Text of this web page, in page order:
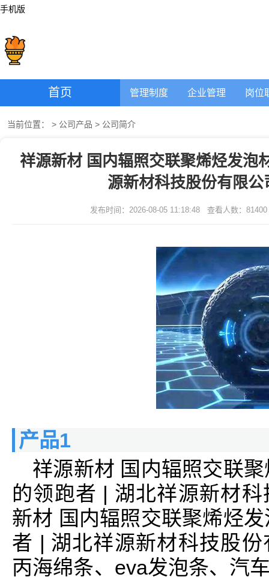
手机版
首页 管理制度 企业管理 岗位
当前位置： > 公司产品 > 公司简介
祥源新材 国内辐照交联聚烯烃发泡
源新材科技股份有限
发布时间：2026-08-05 11:18:48 查看人数： 81400
产品1
祥源新材 国内辐照交联
的领跑者 | 湖北祥源新材
新材 国内辐照交联聚烯烃
者 | 湖北祥源新材科技股
丙海绵条、eva发泡条、汽